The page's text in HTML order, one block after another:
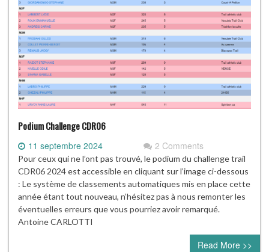
Podium Challenge CDR06
11 septembre 2024 2 Comments
Pour ceux qui ne l’ont pas trouvé, le podium du challenge trail
CDR06 2024 est accessible en cliquant sur l’image ci-dessous
: Le système de classements automatiques mis en place cette
année étant tout nouveau, n’hésitez pas à nous remonter les
éventuelles erreurs que vous pourriez avoir remarqué.
Antoine CARLOTTI
Read More >>